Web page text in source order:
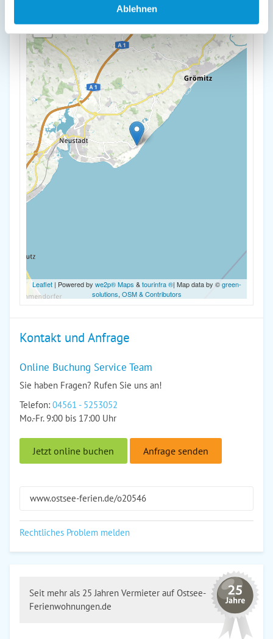
Ablehnen
-
Leaflet| Powered by we2p® Maps &tourinfra ®| Map data by ©green-
solutions, OSM & Contributors
Kontakt und Anfrage
Online Buchung Service Team
Sie haben Fragen? Rufen Sie uns an!
Telefon: 04561 - 5253052
Mo.-Fr. 9:00 bis 17:00 Uhr
Jetzt online buchen Anfrage senden
www.ostsee-ferien.de/o20546
Rechtliches Problem melden
Seit mehr als 25 Jahren Vermieter auf Ostsee-
Ferienwohnungen.de